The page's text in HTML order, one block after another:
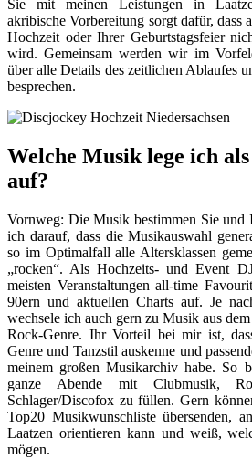
Sie mit meinen Leistungen in
akribische Vorbereitung sorgt dafür, dass
Hochzeit oder Ihrer Geburtstagsfeier
wird. Gemeinsam werden wir im
über alle Details des zeitlichen Ablaufes
besprechen.
Welche Musik lege ich
auf?
Vornweg: Die Musik bestimmen Sie und
ich darauf, dass die Musikauswahl
so im Optimalfall alle Altersklassen
„rocken“. Als Hochzeits- und Event
meisten Veranstaltungen all-time
90ern und aktuellen Charts auf. Je
wechsele ich auch gern zu Musik aus
Rock-Genre. Ihr Vorteil bei mir ist,
Genre und Tanzstil auskenne und
meinem großen Musikarchiv habe. So
ganze Abende mit Clubmusik,
Schlager/Discofox zu füllen. Gern
Top20 Musikwunschliste übersenden,
Laatzen orientieren kann und weiß,
mögen.